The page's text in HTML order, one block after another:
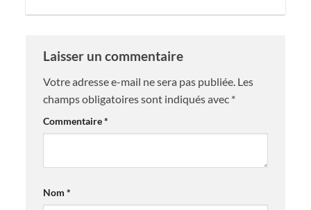
Laisser un commentaire
Votre adresse e-mail ne sera pas publiée. Les
champs obligatoires sont indiqués avec *
Commentaire*
Nom*